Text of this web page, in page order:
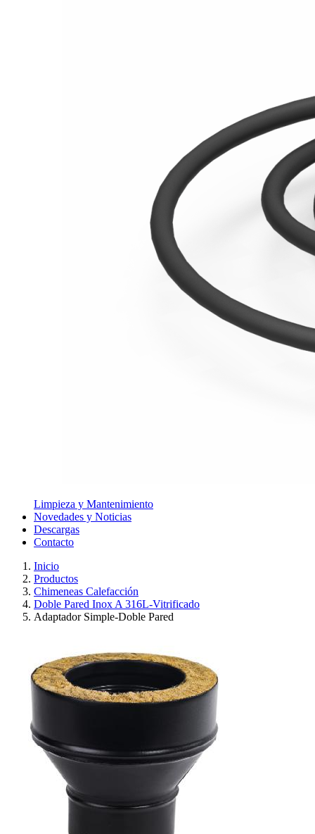
Limpieza y Mantenimiento
Novedades y Noticias
Descargas
Contacto
Inicio
Productos
Chimeneas Calefacción
Doble Pared Inox A 316L-Vitrificado
Adaptador Simple-Doble Pared